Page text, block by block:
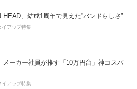
HEAD、結成1周年で見えた”バンドらしさ”
イアップ特集
メーカー社員が推す「10万円台」神コスパ
イアップ特集